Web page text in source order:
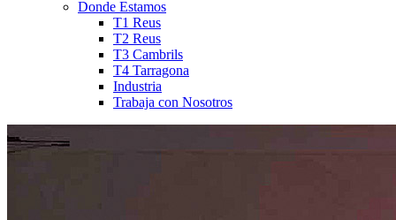
Donde Estamos
T1 Reus
T2 Reus
T3 Cambrils
T4 Tarragona
Industria
Trabaja con Nosotros